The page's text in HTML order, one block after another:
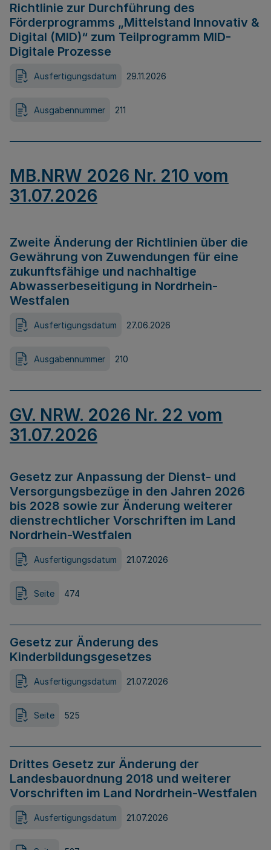
Richtlinie zur Durchführung des
Förderprogramms „Mittelstand Innovativ &
Digital (MID)“ zum Teilprogramm MID-
Digitale Prozesse
Ausfertigungsdatum 29.11.2026
Ausgabennummer 211
MB.NRW 2026 Nr. 210 vom
31.07.2026
Zweite Änderung der Richtlinien über die
Gewährung von Zuwendungen für eine
zukunftsfähige und nachhaltige
Abwasserbeseitigung in Nordrhein-
Westfalen
Ausfertigungsdatum 27.06.2026
Ausgabennummer 210
GV. NRW. 2026 Nr. 22 vom
31.07.2026
Gesetz zur Anpassung der Dienst- und
Versorgungsbezüge in den Jahren 2026
bis 2028 sowie zur Änderung weiterer
dienstrechtlicher Vorschriften im Land
Nordrhein-Westfalen
Ausfertigungsdatum 21.07.2026
Seite 474
Gesetz zur Änderung des
Kinderbildungsgesetzes
Ausfertigungsdatum 21.07.2026
Seite 525
Drittes Gesetz zur Änderung der
Landesbauordnung 2018 und weiterer
Vorschriften im Land Nordrhein-Westfalen
Ausfertigungsdatum 21.07.2026